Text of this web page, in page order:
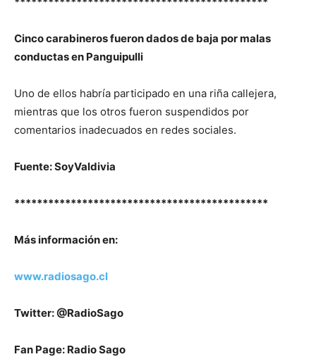
Cinco carabineros fueron dados de baja por malas
conductas en Panguipulli
Uno de ellos habría participado en una riña callejera,
mientras que los otros fueron suspendidos por
comentarios inadecuados en redes sociales.
Fuente: SoyValdivia
*********************************************
Más información en:
www.radiosago.cl
Twitter: @RadioSago
Fan Page: Radio Sago